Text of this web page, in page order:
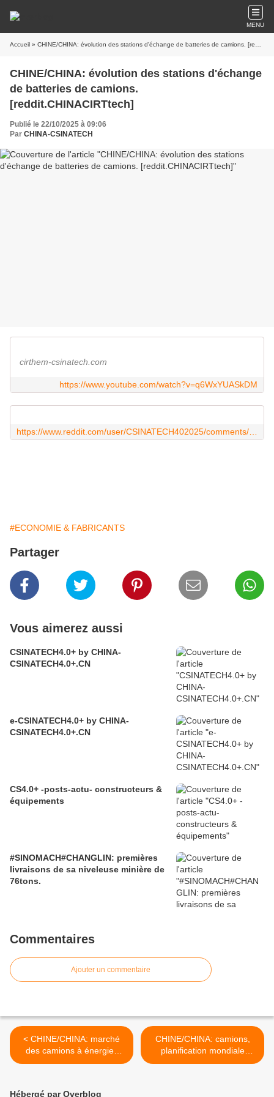
MENU
Accueil » CHINE/CHINA: évolution des stations d'échange de batteries de camions. [reddit.CHINACIRTtech]
CHINE/CHINA: évolution des stations d'échange
de batteries de camions.
[reddit.CHINACIRTtech]
Publié le 22/10/2025 à 09:06
Par CHINA-CSINATECH
cirthem-csinatech.com
https://www.youtube.com/watch?v=q6WxYUASkDM
#ECONOMIE & FABRICANTS
Partager
Vous aimerez aussi
CSINATECH4.0+ by CHINA-
CSINATECH4.0+.CN
e-CSINATECH4.0+ by CHINA-
CSINATECH4.0+.CN
CS4.0+ -posts-actu- constructeurs &
équipements
#SINOMACH#CHANGLIN: premières
livraisons de sa niveleuse minière de
76tons.
Commentaires
Ajouter un commentaire
< CHINE/CHINA: marché
des camions à énergies
nouvelles.
CHINE/CHINA: camions,
planification mondiale
programmée.
Hébergé par Overblog